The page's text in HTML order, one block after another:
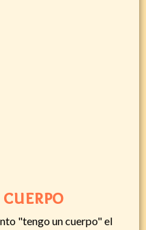
cuerpo
"tengo un cuerpo" el